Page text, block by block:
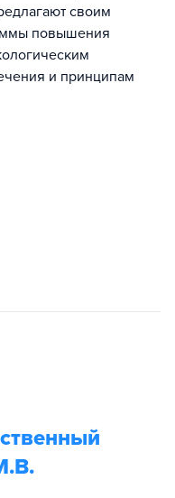
своим
повышения
и принципам